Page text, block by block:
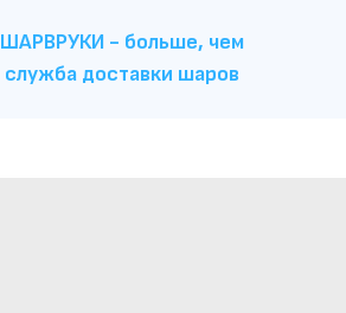
ШАРВРУКИ - больше, чем
служба доставки шаров